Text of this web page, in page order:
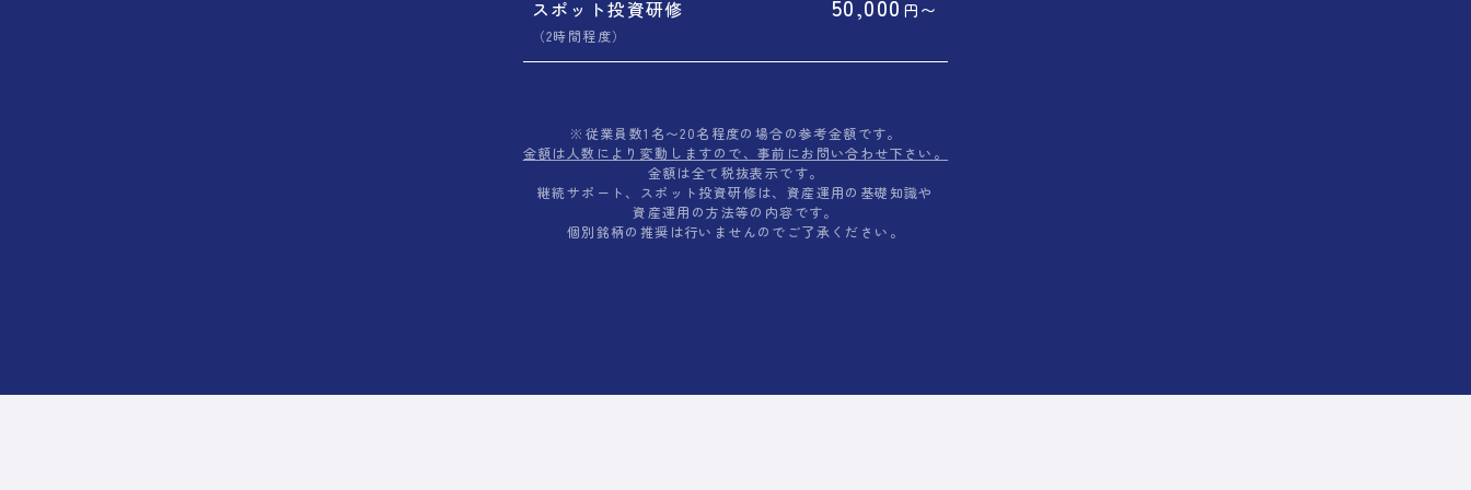
スポット投資研修
（2時間程度）
50,000 円〜
※従業員数1名〜20名程度の場合の参考金額です。
金額は人数により変動しますので、事前にお問い合わせ下さい。
金額は全て税抜表示です。
継続サポート、スポット投資研修は、資産運用の基礎知識や
資産運用の方法等の内容です。
個別銘柄の推奨は行いませんのでご了承ください。